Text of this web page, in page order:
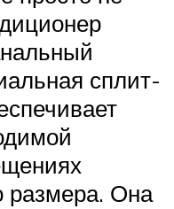
сплит-
размера. Она